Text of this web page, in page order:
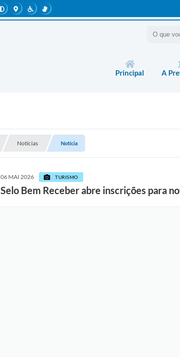
Principal A
Notícias Notícia
06 MAI 2026 TURISMO
Selo Bem Receber abre inscrições para